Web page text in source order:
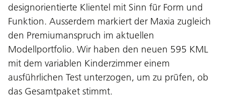
designorientierte Klientel mit Sinn für Form und
Funktion. Ausserdem markiert der Maxia zugleich
den Premiumanspruch im aktuellen
Modellportfolio. Wir haben den neuen 595 KML
mit dem variablen Kinderzimmer einem
ausführlichen Test unterzogen, um zu prüfen, ob
das Gesamtpaket stimmt.